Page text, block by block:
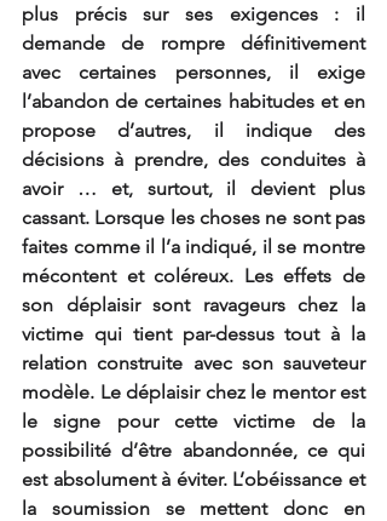
plus précis sur ses exigences : il
demande de rompre définitivement
avec certaines personnes, il exige
l’abandon de certaines habitudes et en
propose d’autres, il indique des
décisions à prendre, des conduites à
avoir … et, surtout, il devient plus
cassant. Lorsque les choses ne sont pas
faites comme il l’a indiqué, il se montre
mécontent et coléreux. Les effets de
son déplaisir sont ravageurs chez la
victime qui tient par-dessus tout à la
relation construite avec son sauveteur
modèle. Le déplaisir chez le mentor est
le signe pour cette victime de la
possibilité d’être abandonnée, ce qui
est absolument à éviter. L’obéissance et
la soumission se mettent donc en